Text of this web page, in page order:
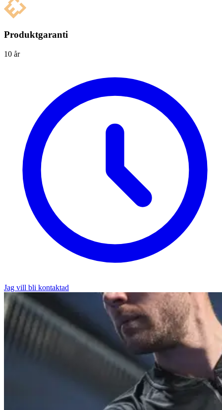
Produktgaranti
10 år
Jag vill bli kontaktad